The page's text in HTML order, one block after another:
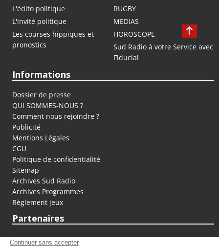
L'édito politique
RUGBY
L'invité politique
MEDIAS
Les courses hippiques et
pronostics
HOROSCOPE
Sud Radio à votre Service avec
Fiducial
Informations
Dossier de presse
QUI SOMMES-NOUS ?
Comment nous rejoindre ?
Publicité
Mentions Légales
CGU
Politique de confidentialité
Sitemap
Archives Sud Radio
Archives Programmes
Règlement jeux
Partenaires
fiducial.fr